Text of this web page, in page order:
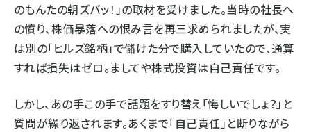
のもんたの朝ズバッ！」の取材を受けました。当時の社長へ
の憤り、株価暴落への恨み言を再三求められましたが、実
は別の「ヒルズ銘柄」で儲けた分で購入していたので、通算
すれば損失はゼロ。ましてや株式投資は自己責任です。
しかし、あの手この手で話題をすり替え「悔しいでしょ？」と
質問が繰り返されます。あくまで「自己責任」と断りながら